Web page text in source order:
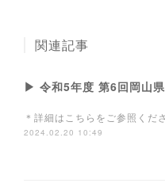
関連記事
▶ 令和5年度 第6回岡山
＊詳細はこちらをご参照くだ
2024.02.20 10:49